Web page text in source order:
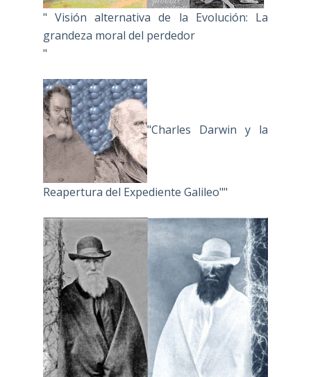
" Visión alternativa de la Evolución: La
grandeza moral del perdedor
"
"Charles Darwin y la
Reapertura del Expediente Galileo""